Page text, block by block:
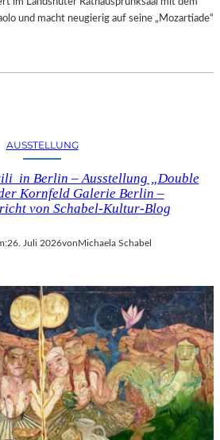
und macht neugierig auf seine „Mozartiade“
AUSSTELLUNG
in Berlin – Ausstellung „Double
Kornfeld Galerie Berlin –
von Schabel-Kultur-Blog
26. Juli 2026vonMichaela Schabel